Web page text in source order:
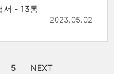
서 - 13통
2023.05.02
5 NEXT